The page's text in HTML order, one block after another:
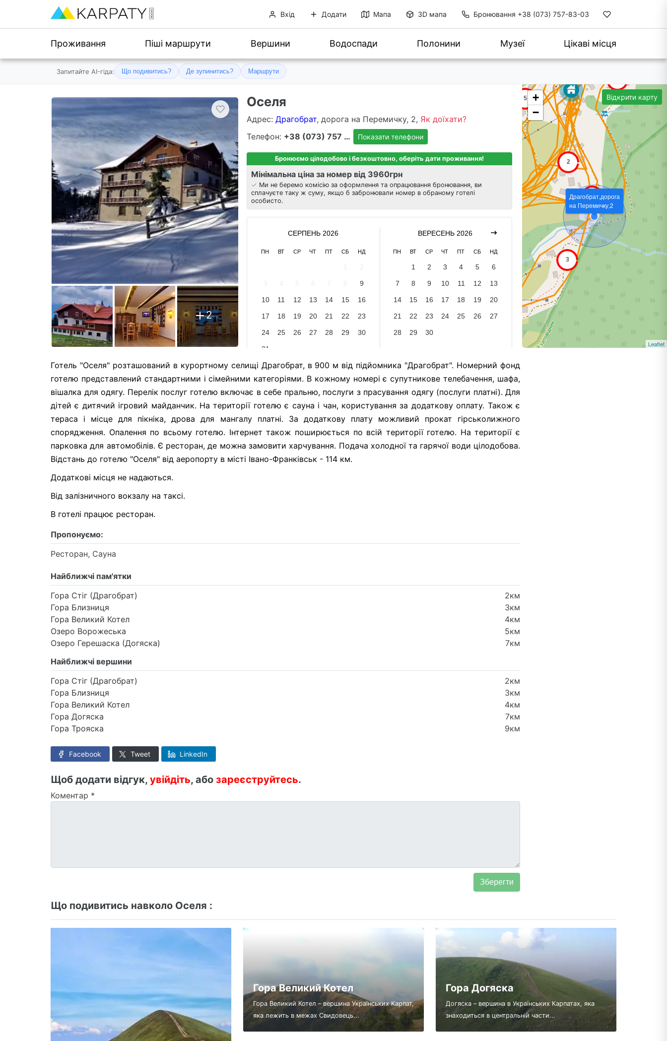
Вхід Додати Мапа 3D мапа Бронювання +38 (073) 757-83-03
Проживання Піші маршрути Вершини Водоспади Полонини Музеї Цікаві місця
Запитайте AI-гіда: Що подивитись? Де зупинитись? Маршрути
2
Оселя
Адрес: Драгобрат, дорога на Перемичку, 2, Як доїхати?
Телефон:
+38 (073) 757 8303 Показати телефони
Бронюємо цілодобово і безкоштовно, оберіть дати проживання!
Мінімальна ціна за номер від 3960грн
Ми не беремо комісію за оформлення та опрацювання бронювання, ви
сплачуєте таку ж суму, якщо б забронювали номер в обраному готелі
особисто.
СЕРПЕНЬ 2026
ПН ВТ СР ЧТ ПТ СБ НД
9
10 11 12 13 14 15 16
17 18 19 20 21 22 23
24 25 26 27 28 29 30
31
ВЕРЕСЕНЬ 2026
ПН ВТ СР ЧТ ПТ СБ НД
1 2 3 4 5 6
7 8 9 10 11 12 13
14 15 16 17 18 19 20
21 22 23 24 25 26 27
28 29 30
Відкрити карту
Драгобрат,дорога
на Перемичку,2
+
−
Leaflet
Готель "Оселя" розташований в курортному селищі Драгобрат, в 900 м від підйомника "Драгобрат". Номерний фонд
готелю представлений стандартними і сімейними категоріями. В кожному номері є супутникове телебачення, шафа,
вішалка для одягу. Перелік послуг готелю включає в себе пральню, послуги з прасування одягу (послуги платні). Для
дітей є дитячий ігровий майданчик. На території готелю є сауна і чан, користування за додаткову оплату. Також є
тераса і місце для пікніка, дрова для мангалу платні. За додаткову плату можливий прокат гірськолижного
спорядження. Опалення по всьому готелю. Інтернет також поширюється по всій території готелю. На території є
парковка для автомобілів. Є ресторан, де можна замовити харчування. Подача холодної та гарячої води цілодобова.
Відстань до готелю "Оселя" від аеропорту в місті Івано-Франківськ - 114 км.
Додаткові місця не надаються.
Від залізничного вокзалу на таксі.
В готелі працює ресторан.
Пропонуємо:
Ресторан, Сауна
Найближчі пам'ятки
Гора Стіг (Драгобрат)
2км
Гора Близниця
3км
Гора Великий Котел
4км
Озеро Ворожеська
5км
Озеро Герешаска (Догяска)
7км
Найближчі вершини
Гора Стіг (Драгобрат)
2км
Гора Близниця
3км
Гора Великий Котел
4км
Гора Догяска
7км
Гора Трояска
9км
Facebook Tweet LinkedIn
Щоб додати відгук, увійдіть, або зареєструйтесь.
Коментар *
Що подивитись навколо Оселя :
Гора Великий Котел
Гора Великий Котел – вершина Українських Карпат,
яка лежить в межах Свидовець...
Гора Догяска
Догяска – вершина в Українських Карпатах, яка
знаходиться в центральній части...